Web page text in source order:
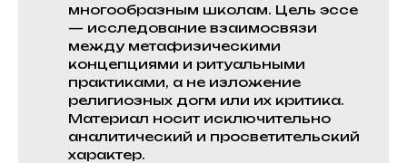
многообразным школам. Цель эссе
— исследование взаимосвязи
между метафизическими
концепциями и ритуальными
практиками, а не изложение
религиозных догм или их критика.
Материал носит исключительно
аналитический и просветительский
характер.